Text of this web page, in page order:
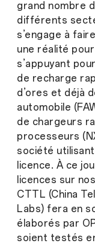
grand nombre
différents
s’engage à
une réalité
s’appuyant
de recharge
d’ores et déjà
automobile
de chargeurs
processeurs
société
licence. À ce
licences sur
CTTL (China
Labs) fera en
élaborés par
soient testés